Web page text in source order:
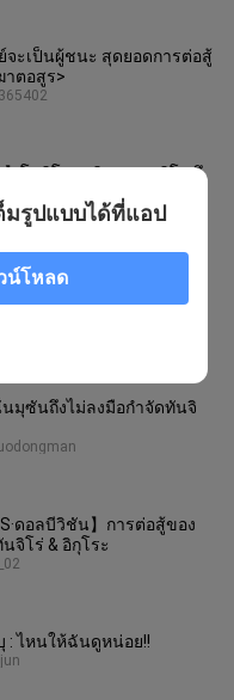
จะเป็นผู้ชนะ สุดยอดการต่อสู้
ตอสูร>
】โทมิโอกะ กิยู ปะทะ อิโนซึ
รั้งสุดท้ายของกิยูและชิโนบุ
มุซันถึงไม่ลงมือกำจัดทันจิ
ดอลบีวิชัน】การต่อสู้ของ
จิโร่ & อิกุโระ
: ไหนให้ฉันดูหน่อย!!
มรูปแบบได้ที่แอป
น์โหลด